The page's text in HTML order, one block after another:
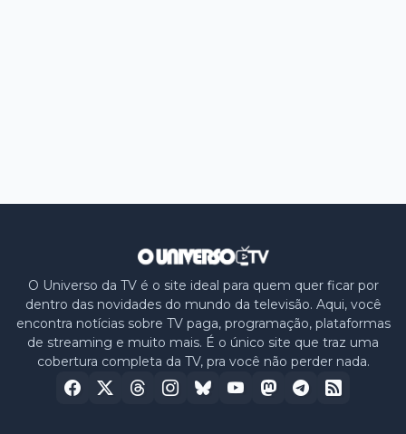
O Universo da TV é o site ideal para quem quer ficar por
dentro das novidades do mundo da televisão. Aqui, você
encontra notícias sobre TV paga, programação, plataformas
de streaming e muito mais. É o único site que traz uma
cobertura completa da TV, pra você não perder nada.